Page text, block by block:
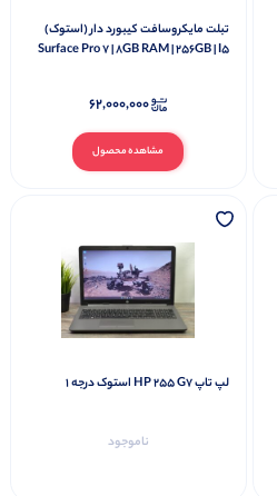
تبلت مایکروسافت کیبورد دار (استوک)
Surface Pro 7 | 8GB RAM | 256GB | I5
مشاهده محصول
۶۲,۰۰۰,۰۰۰
لپ تاپ HP 255 G7 استوک درجه 1
ناموجود